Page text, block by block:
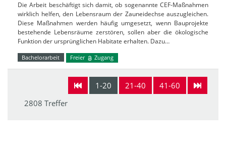
Die Arbeit beschäftigt sich damit, ob sogenannte CEF-Maßnahmen
wirklich helfen, den Lebensraum der Zauneidechse auszugleichen.
Diese Maßnahmen werden häufig umgesetzt, wenn Bauprojekte
bestehende Lebensräume zerstören, sollen aber die ökologische
Funktion der ursprünglichen Habitate erhalten. Dazu…
Bachelorarbeit Freier Zugang
1-20 21-40
41-60
2808 Treffer